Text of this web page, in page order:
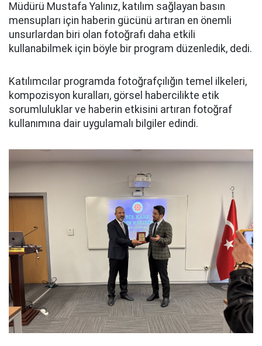
Müdürü Mustafa Yalınız, katılım sağlayan basın
mensupları için haberin gücünü artıran en önemli
unsurlardan biri olan fotoğrafı daha etkili
kullanabilmek için böyle bir program düzenledik, dedi.
Katılımcılar programda fotoğrafçılığın temel ilkeleri,
kompozisyon kuralları, görsel habercilikte etik
sorumluluklar ve haberin etkisini artıran fotoğraf
kullanımına dair uygulamalı bilgiler edindi.